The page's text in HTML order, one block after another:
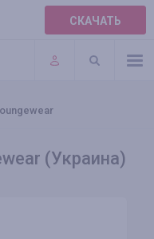
СКАЧАТЬ
(Украина)